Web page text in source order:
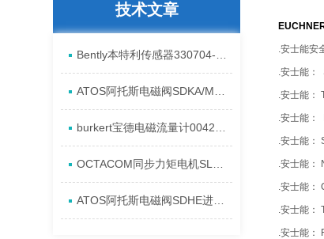
技术文章
.安士能安
.安士能：
.安士能：
.安士能：
.安士能：
.安士能：
.安士能：
.安士能：
.安士能：